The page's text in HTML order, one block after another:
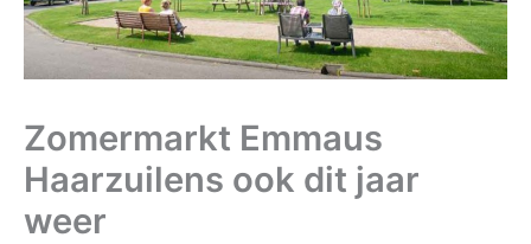
Zomermarkt Emmaus
Haarzuilens ook dit jaar
weer